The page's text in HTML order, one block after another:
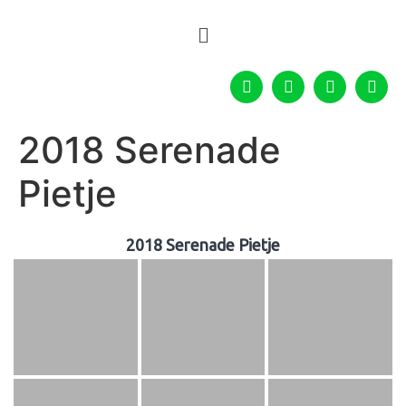
2018 Serenade
Pietje
2018 Serenade Pietje